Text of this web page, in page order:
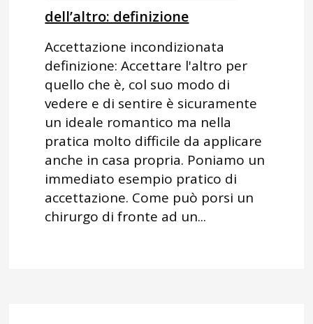
dell’altro: definizione
Accettazione incondizionata
definizione: Accettare l'altro per
quello che è, col suo modo di
vedere e di sentire è sicuramente
un ideale romantico ma nella
pratica molto difficile da applicare
anche in casa propria. Poniamo un
immediato esempio pratico di
accettazione. Come può porsi un
chirurgo di fronte ad un...